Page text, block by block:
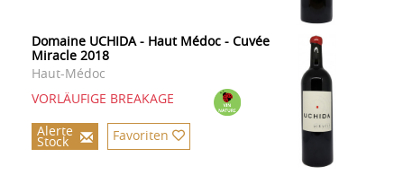
Domaine UCHIDA - Haut Médoc - Cuvée
Miracle 2018
Haut-Médoc
VORLÄUFIGE BREAKAGE
Alerte
Stock Favoriten